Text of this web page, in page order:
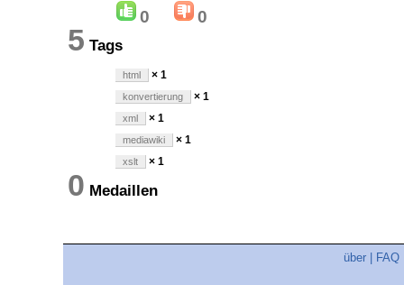
0 0
5 Tags
html × 1
konvertierung × 1
xml × 1
mediawiki × 1
xslt × 1
0 Medaillen
über FAQ